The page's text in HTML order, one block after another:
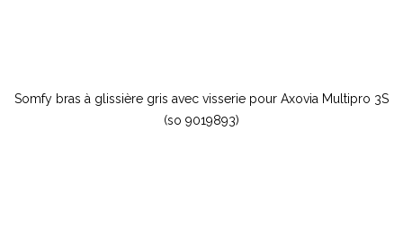
Somfy bras à glissière gris avec visserie pour Axovia Multipro 3S
(so 9019893)